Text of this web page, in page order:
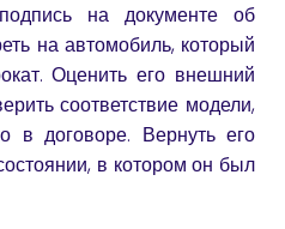
на документе об
на автомобиль, который
Оценить его внешний
соответствие модели,
в договоре. Вернуть его
в котором он был